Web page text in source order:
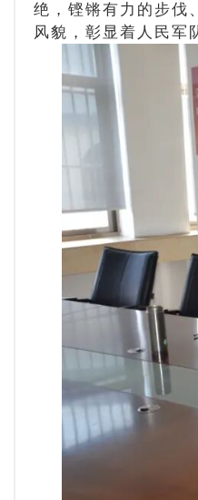
绝，铿锵有力的步伐
风貌，彰显着人民军